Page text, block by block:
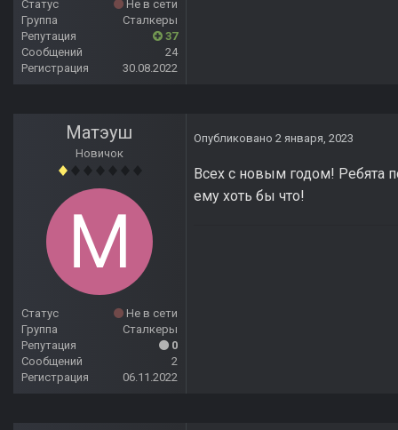
Статус
Не в сети
Группа
Сталкеры
Репутация
37
Сообщений
24
Регистрация
30.08.2022
Матэуш
Новичок
Статус
Не в сети
Группа
Сталкеры
Репутация
0
Сообщений
2
Регистрация
06.11.2022
Опубликовано 2 января, 2023
Всех с новым годом! Ребята
ему хоть бы что!